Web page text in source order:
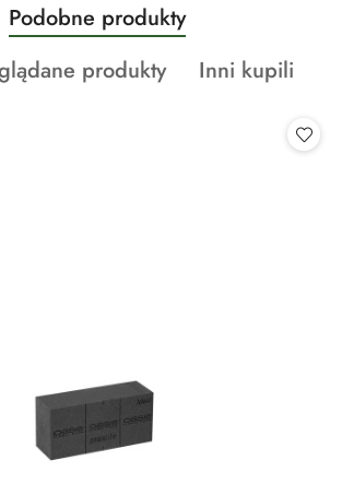
produktów
Produkty
o
statusie:
Podobne produkty
produkty
Produkty
Inni kupili